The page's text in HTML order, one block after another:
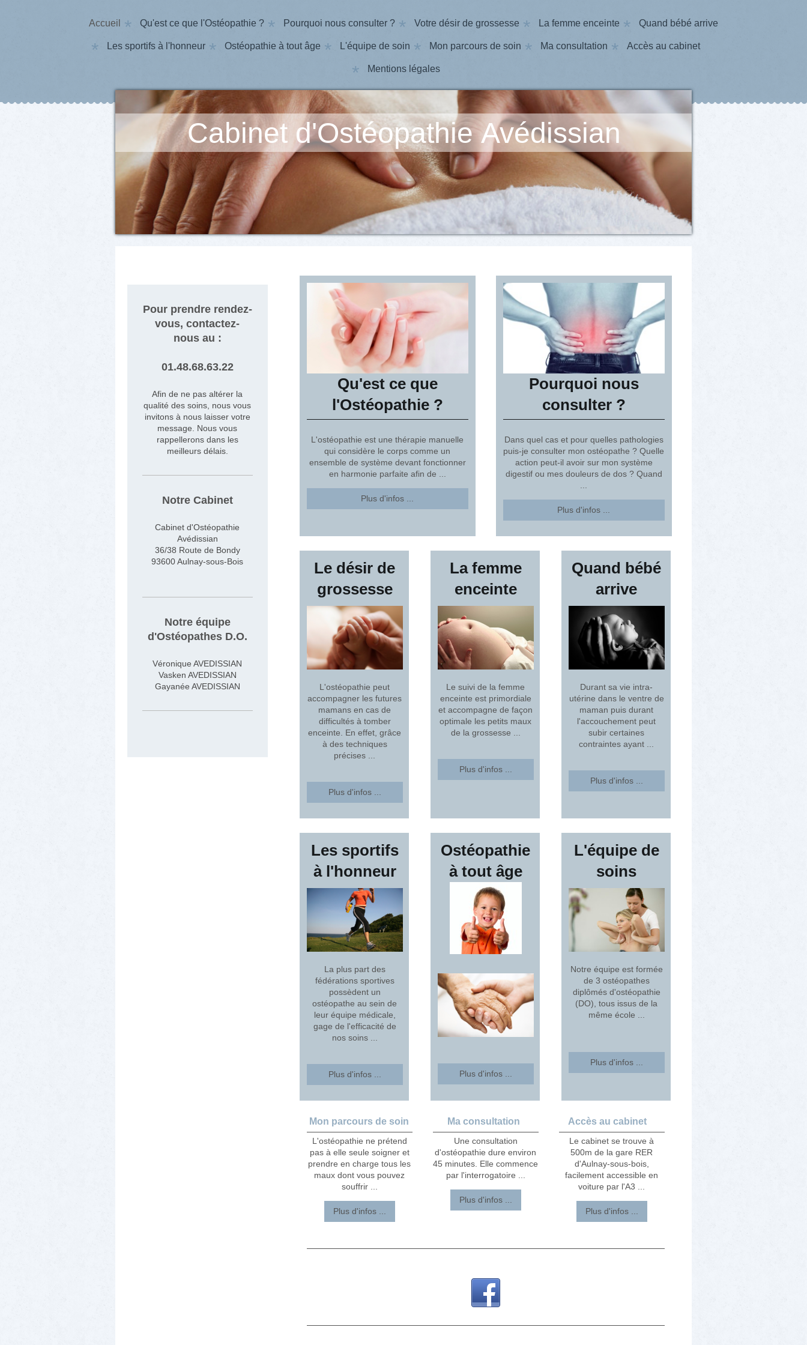
Accueil Qu'est ce que l'Ostéopathie ? Pourquoi nous consulter ? Votre désir de grossesse La femme enceinte Quand bébé arrive
Les sportifs à l'honneur Ostéopathie à tout âge L'équipe de soin Mon parcours de soin Ma consultation Accès au cabinet
Mentions légales
Cabinet d'Ostéopathie Avédissian
Qu'est ce que
l'Ostéopathie ?
L'ostéopathie est une thérapie manuelle
qui considère le corps comme un
ensemble de système devant fonctionner
en harmonie parfaite afin de ...
Plus d'infos ...
Pourquoi nous
consulter ?
Dans quel cas et pour quelles pathologies
puis-je consulter mon ostéopathe ? Quelle
action peut-il avoir sur mon système
digestif ou mes douleurs de dos ? Quand
Plus d'infos ...
Le désir de
grossesse
L'ostéopathie peut
accompagner les futures
mamans en cas de
difficultés à tomber
enceinte. En effet, grâce
à des techniques
précises ...
Plus d'infos ...
La femme
enceinte
Le suivi de la femme
enceinte est primordiale
et accompagne de façon
optimale les petits maux
de la grossesse ...
Plus d'infos ...
Quand bébé
arrive
Durant sa vie intra-
utérine dans le ventre de
maman puis durant
l'accouchement peut
subir certaines
contraintes ayant ...
Plus d'infos ...
Les sportifs
à l'honneur
La plus part des
fédérations sportives
possèdent un
ostéopathe au sein de
leur équipe médicale,
gage de l'efficacité de
nos soins ...
Plus d'infos ...
Ostéopathie
à tout âge
Plus d'infos ...
L'équipe de
soins
Notre équipe est formée
de 3 ostéopathes
diplômés d'ostéopathie
(DO), tous issus de la
même école ...
Plus d'infos ...
Mon parcours de soin
L'ostéopathie ne prétend
pas à elle seule soigner et
prendre en charge tous les
maux dont vous pouvez
souffrir ...
Plus d'infos ...
Ma consultation
Une consultation
d'ostéopathie dure environ
45 minutes. Elle commence
par l'interrogatoire ...
Plus d'infos ...
Accès au cabinet
Le cabinet se trouve à
500m de la gare RER
d'Aulnay-sous-bois,
facilement accessible en
voiture par l'A3 ...
Plus d'infos ...
Pour prendre rendez-
vous, contactez-
nous au :
01.48.68.63.22
Afin de ne pas altérer la
qualité des soins, nous vous
invitons à nous laisser votre
message. Nous vous
rappellerons dans les
meilleurs délais.
Notre Cabinet
Cabinet d'Ostéopathie
Avédissian
36/38 Route de Bondy
93600 Aulnay-sous-Bois
Notre équipe
d'Ostéopathes D.O.
Véronique AVEDISSIAN
Vasken AVEDISSIAN
Gayanée AVEDISSIAN